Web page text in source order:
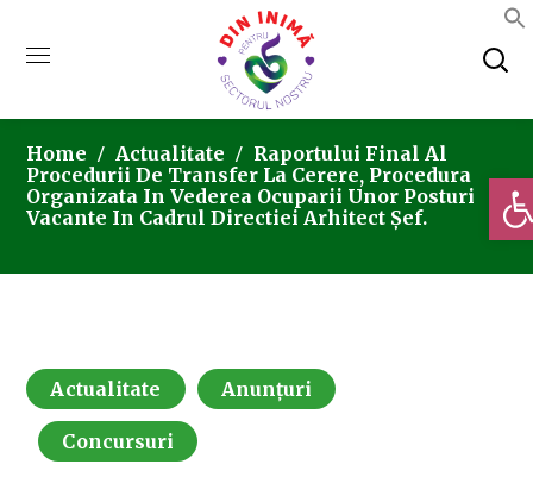
Home Actualitate
Raportului Final Al
Procedurii De Transfer La Cerere, Procedura
Organizata In Vederea Ocuparii Unor Posturi
Vacante In Cadrul Directiei Arhitect Șef.
Actualitate Anunțuri
Concursuri